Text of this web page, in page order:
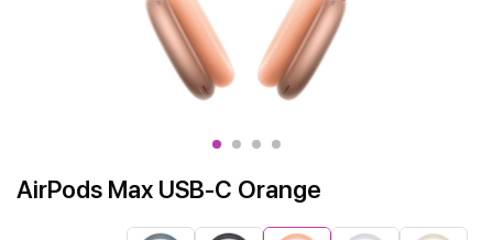
AirPods Max USB-C Orange